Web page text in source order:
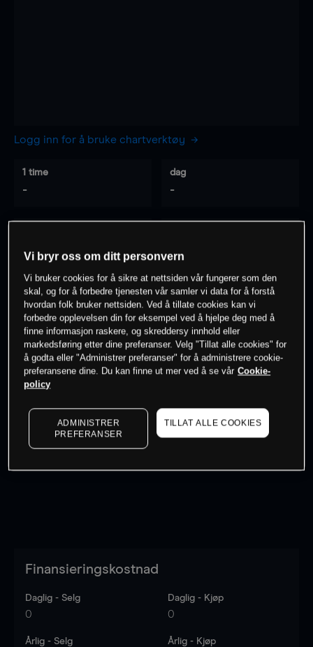
Logg inn for å bruke chartverktøy
1 time
-
dag
-
-
0% av kunder erpå dette instrumentet
Søk om konto
Log in
Finansieringskostnad
Daglig - Selg
0
Daglig - Kjøp
0
Årlig - Selg Årlig - Kjøp
Vi bryr oss om ditt personvern
Vi bruker cookies for å sikre at nettsiden vår fungerer som den
skal, og for å forbedre tjenesten vår samler vi data for å forstå
hvordan folk bruker nettsiden. Ved å tillate cookies kan vi
forbedre opplevelsen din for eksempel ved å hjelpe deg med å
finne informasjon raskere, og skreddersy innhold eller
markedsføring etter dine preferanser. Velg "Tillat alle cookies" for
å godta eller "Administrer preferanser" for å administrere cookie-
preferansene dine. Du kan finne ut mer ved å se vår Cookie-
policy
ADMINISTRER
PREFERANSER
TILLAT ALLE COOKIES